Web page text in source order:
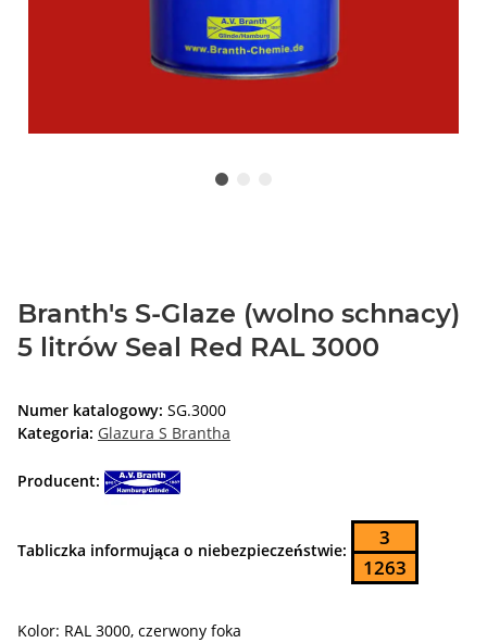
Branth's S-Glaze (wolno schnacy)
5 litrów Seal Red RAL 3000
Numer katalogowy: SG.3000
Kategoria: Glazura S Brantha
Producent:
Tabliczka informująca o niebezpieczeństwie:
3
1263
Kolor: RAL 3000, czerwony foka